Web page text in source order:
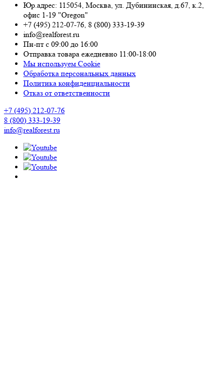
Юр.адрес: 115054, Москва, ул. Дубининская, д.67, к.2,
офис 1-19 "Oregon"
+7 (495) 212-07-76, 8 (800) 333-19-39
info@realforest.ru
Пн-пт с 09:00 до 16:00
Отправка товара ежедневно 11:00-18:00
Мы используем Cookie
Обработка персональных данных
Политика конфиденциальности
Отказ от ответственности
+7 (495) 212-07-76
8 (800) 333-19-39
info@realforest.ru